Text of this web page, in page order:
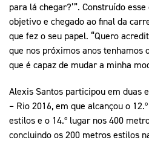
para lá chegar?’”. Construído
objetivo e chegado ao final da
que fez o seu papel. “Quero
que nos próximos anos tenhamos
que é capaz de mudar a minha
Alexis Santos participou em duas
– Rio 2016, em que alcançou o
estilos e o 14.º lugar nos 400
concluindo os 200 metros estilos